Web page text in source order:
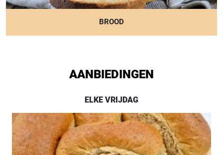
BROOD
AANBIEDINGEN
ELKE VRIJDAG